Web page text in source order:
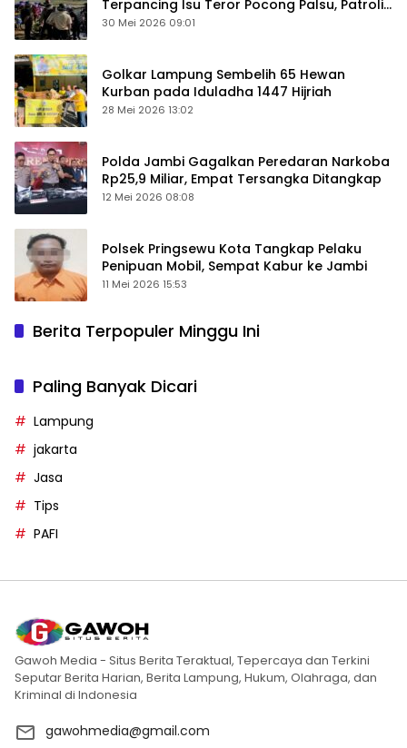
Terpancing Isu Teror Pocong Palsu, Patroli
Keamanan Ditingkatkan
30 Mei 2026 09:01
Golkar Lampung Sembelih 65 Hewan
Kurban pada Iduladha 1447 Hijriah
28 Mei 2026 13:02
Polda Jambi Gagalkan Peredaran Narkoba
Rp25,9 Miliar, Empat Tersangka Ditangkap
12 Mei 2026 08:08
Polsek Pringsewu Kota Tangkap Pelaku
Penipuan Mobil, Sempat Kabur ke Jambi
11 Mei 2026 15:53
Berita Terpopuler Minggu Ini
Paling Banyak Dicari
Lampung
jakarta
Jasa
Tips
PAFI
Gawoh Media - Situs Berita Teraktual, Tepercaya dan Terkini
Seputar Berita Harian, Berita Lampung, Hukum, Olahraga, dan
Kriminal di Indonesia
gawohmedia@gmail.com